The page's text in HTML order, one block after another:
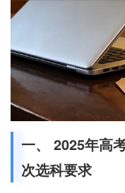
一、 2025年高
次选科要求